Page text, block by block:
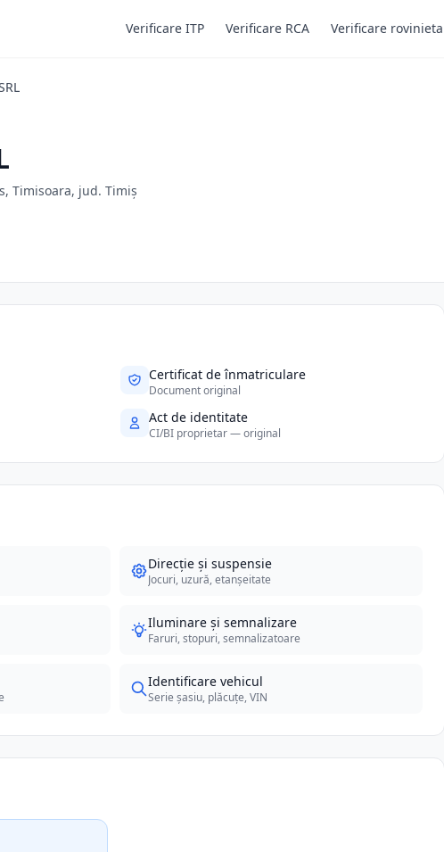
Verificare ITP Verificare RCA Verificare rovinieta
Timisoara, jud. Timiș
Certificat de înmatriculare
Document original
Act de identitate
CI/BI proprietar — original
Direcție și suspensie
Jocuri, uzură, etanșeitate
Iluminare și semnalizare
Faruri, stopuri, semnalizatoare
Identificare vehicul
Serie șasiu, plăcuțe, VIN